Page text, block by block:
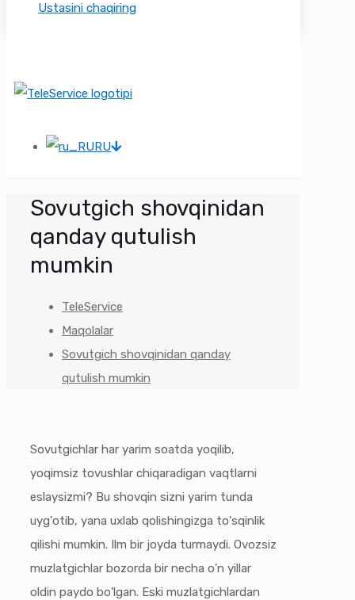
Ustasini chaqiring
RU
Sovutgich shovqinidan
qanday qutulish
mumkin
TeleService
Maqolalar
Sovutgich shovqinidan qanday
qutulish mumkin
Sovutgichlar har yarim soatda yoqilib,
yoqimsiz tovushlar chiqaradigan vaqtlarni
eslaysizmi? Bu shovqin sizni yarim tunda
uyg'otib, yana uxlab qolishingizga to'sqinlik
qilishi mumkin. Ilm bir joyda turmaydi. Ovozsiz
muzlatgichlar bozorda bir necha o'n yillar
oldin paydo bo'lgan. Eski muzlatgichlardan